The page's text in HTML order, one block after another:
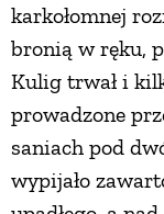
karkołomnej
bronią w ręku,
Kulig trwał i
prowadzone
saniach pod
wypijało